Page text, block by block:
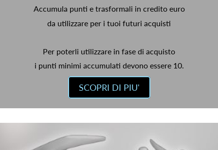
Accumula punti e trasformali in credito euro
da utilizzare per i tuoi futuri acquisti
Per poterli utilizzare in fase di acquisto
i punti minimi accumulati devono essere 10.
SCOPRI DI PIU'